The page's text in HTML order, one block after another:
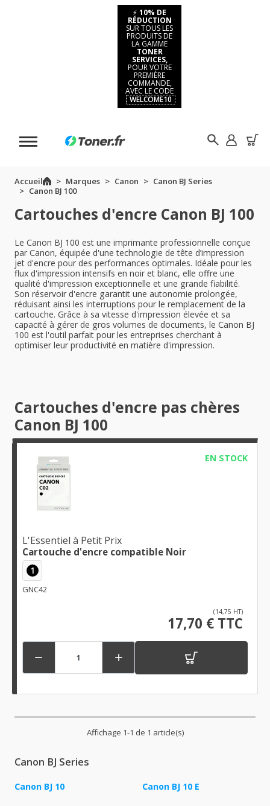
⚡ 10% DE
RÉDUCTION
SUR TOUS LES
PRODUITS DE
LA GAMME
TONER
SERVICES,
POUR VOTRE
PREMIÈRE
COMMANDE,
AVEC LE CODE
WELCOME10
Accueil Marques Canon
Canon BJ Series
Canon BJ 100
Cartouches d'encre Canon BJ 100
Le Canon BJ 100 est une imprimante professionnelle conçue
par Canon, équipée d'une technologie de tête d’impression
jet d'encre pour des performances optimales. Idéale pour les
flux d'impression intensifs en noir et blanc, elle offre une
qualité d'impression exceptionnelle et une grande fiabilité.
Son réservoir d'encre garantit une autonomie prolongée,
réduisant ainsi les interruptions pour le remplacement de la
cartouche. Grâce à sa vitesse d'impression élevée et sa
capacité à gérer de gros volumes de documents, le Canon BJ
100 est l'outil parfait pour les entreprises cherchant à
optimiser leur productivité en matière d'impression.
Cartouches d'encre pas chères
Canon BJ 100
EN STOCK
L'Essentiel à Petit Prix
Cartouche d'encre compatible Noir
1
GNC42
(14,75 HT)
17,70 € TTC
 
Affichage 1-1 de 1 article(s)
Canon BJ Series
Canon BJ 10 Canon BJ 10 E